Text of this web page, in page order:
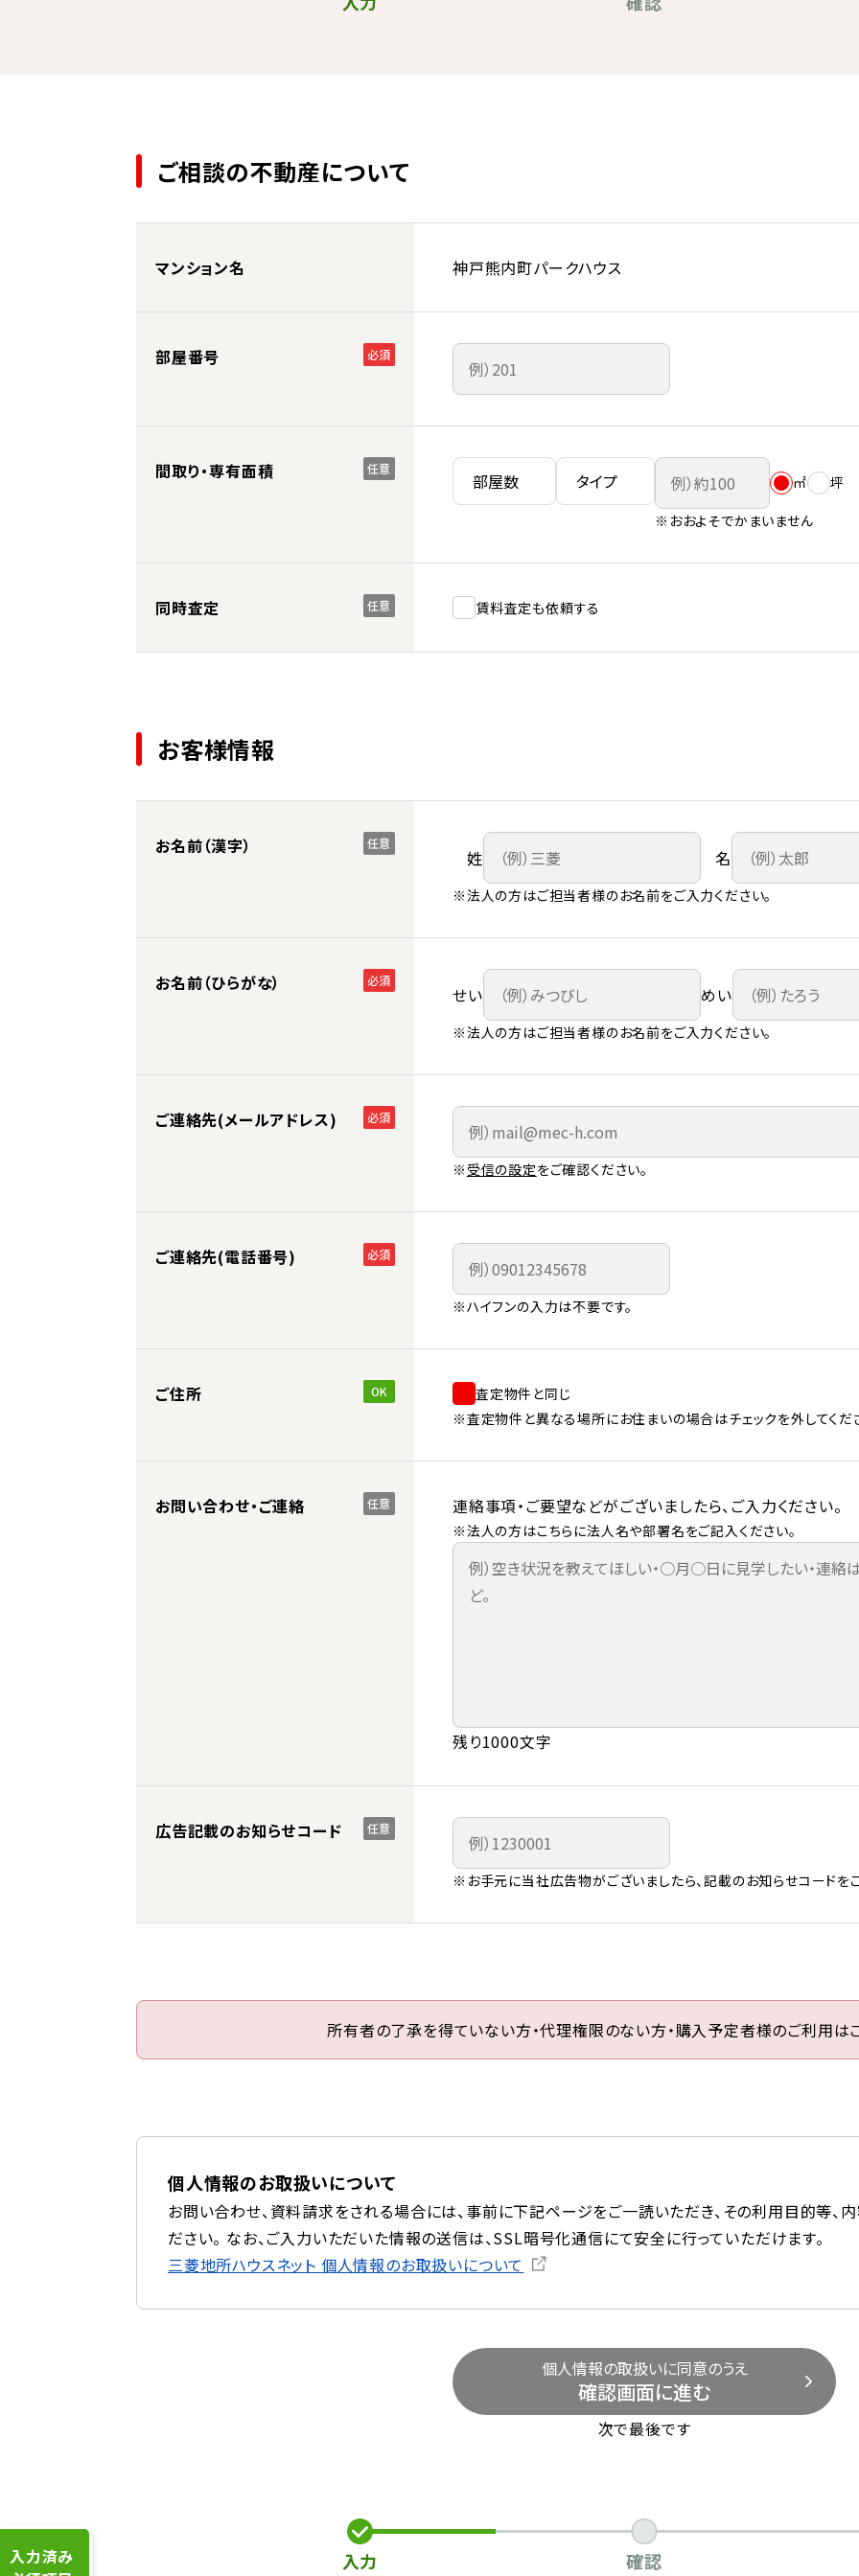
ご相談の不動産について
マンション名 神戸熊内町パークハウス
部屋番号 必須
間取り・専有面積 任意
㎡
坪
※おおよそでかまいません
同時査定 任意 賃料査定も依頼する
お客様情報
お名前（漢字） 任意
姓 名
※法人の方はご担当者様のお名前をご入力ください。
お名前（ひらがな） 必須
せい めい
※法人の方はご担当者様のお名前をご入力ください。
ご連絡先(メールアドレス) 必須
※ 受信の設定をご確認ください。
ご連絡先(電話番号) 必須
※ハイフンの入力は不要です。
ご住所 OK
査定物件と同じ
※査定物件と異なる場所にお住まいの場合はチェックを外してくだ
お問い合わせ・ご連絡 任意 連絡事項・ご要望などがございましたら、ご入力ください。
※法人の方はこちらに法人名や部署名をご記入ください。
残り1000文字
広告記載のお知らせコード 任意
※お手元に当社広告物がございましたら、記載のお知らせコードを
所有者の了承を得ていない方・代理権限のない方・購入予定者様のご利用は
個人情報のお取扱いについて
お問い合わせ、資料請求をされる場合には、事前に下記ページをご一読いただき、その利用目的等、
ださい。 なお、ご入力いただいた情報の送信は、SSL暗号化通信にて安全に行っていただけます。
三菱地所ハウスネット 個人情報のお取扱いについて
個人情報の取扱いに同意のうえ
確認画面に進む
次で最後です
入力 確認
入力済み